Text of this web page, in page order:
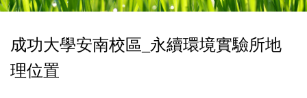
成功大學安南校區_永續環境實驗所地
理位置